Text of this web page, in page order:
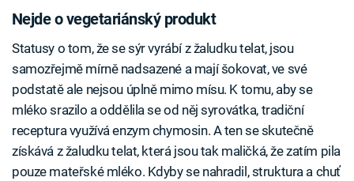
Nejde o vegetariánský produkt
Statusy o tom, že se sýr vyrábí z žaludku telat, jsou
samozřejmě mírně nadsazené a mají šokovat, ve své
podstatě ale nejsou úplně mimo mísu. K tomu, aby se
mléko srazilo a oddělila se od něj syrovátka, tradiční
receptura využívá enzym chymosin. A ten se skutečně
získává z žaludku telat, která jsou tak maličká, že zatím pila
pouze mateřské mléko. Kdyby se nahradil, struktura a chuť